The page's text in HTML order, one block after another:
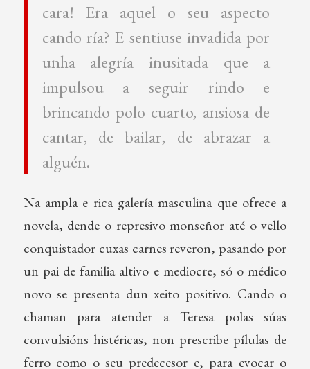
cara! Era aquel o seu aspecto
cando ría? E sentiuse invadida por
unha alegría inusitada que a
impulsou a seguir rindo e
brincando polo cuarto, ansiosa de
cantar, de bailar, de abrazar a
alguén.
Na ampla e rica galería masculina que ofrece a
novela, dende o represivo monseñor até o vello
conquistador cuxas carnes reveron, pasando por
un pai de familia altivo e mediocre, só o médico
novo se presenta dun xeito positivo. Cando o
chaman para atender a Teresa polas súas
convulsións histéricas, non prescribe pílulas de
ferro como o seu predecesor e, para evocar o